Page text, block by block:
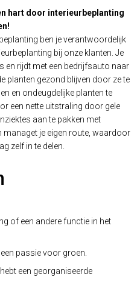
hart door interieurbeplanting
ben je verantwoordelijk
bij onze klanten. Je
en rijdt met een bedrijfsauto naar
planten gezond blijven door ze te
en ondeugdelijke planten te
een nette uitstraling door gele
aan te pakken met
managet je eigen route, waardoor
zelf in te delen.
of een andere functie in het
passie voor groen.
een georganiseerde